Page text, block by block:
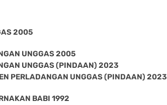
2005
UNGGAS 2005
UNGGAS (PINDAAN) 2023
PERLADANGAN UNGGAS (PINDAAN) 2023
BABI 1992